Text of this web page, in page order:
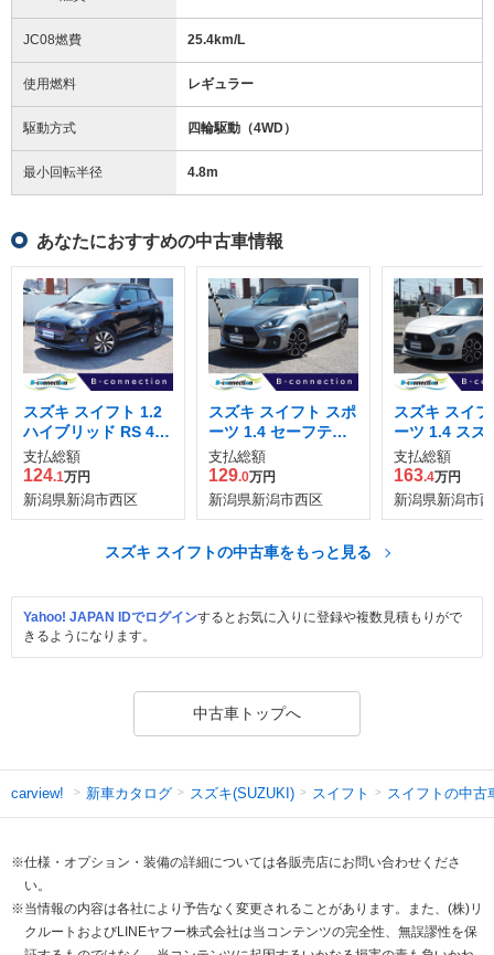
JC08燃費 25.4km/L
使用燃料 レギュラー
駆動方式 四輪駆動（4WD）
最小回転半径 4.8m
あなたにおすすめの中古車情報
スズキ スイフト 1.2
ハイブリッド RS 4W
D
支払総額
124.1万円
新潟県新潟市西区
スズキ スイフト スポ
ーツ 1.4 セーフティ
パッケージ装着車
支払総額
129.0万円
新潟県新潟市西区
スズキ スイ
ーツ 1.4 スズ
フティ サポ
着車
支払総額
163.4万円
新潟県新潟市
スズキ スイフトの中古車をもっと見る
Yahoo! JAPAN IDでログインするとお気に入りに登録や複数見積もりがで
きるようになります。
中古車トップへ
carview! 新車カタログ スズキ(SUZUKI) スイフト スイフトの中古
※仕様・オプション・装備の詳細については各販売店にお問い合わせくださ
い。
※当情報の内容は各社により予告なく変更されることがあります。また、(株)リ
クルートおよびLINEヤフー株式会社は当コンテンツの完全性、無誤謬性を保